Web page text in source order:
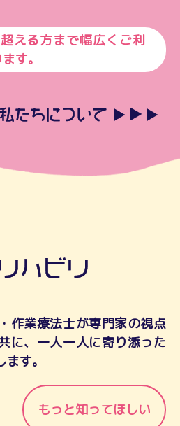
える方まで幅広くご利
す。
作業療法士が専門家の視点
に、一人一人に寄り添った
す。
もっと知ってほしい